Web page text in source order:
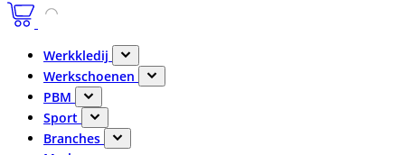
Werkkledij
Werkschoenen
PBM
Sport
Branches